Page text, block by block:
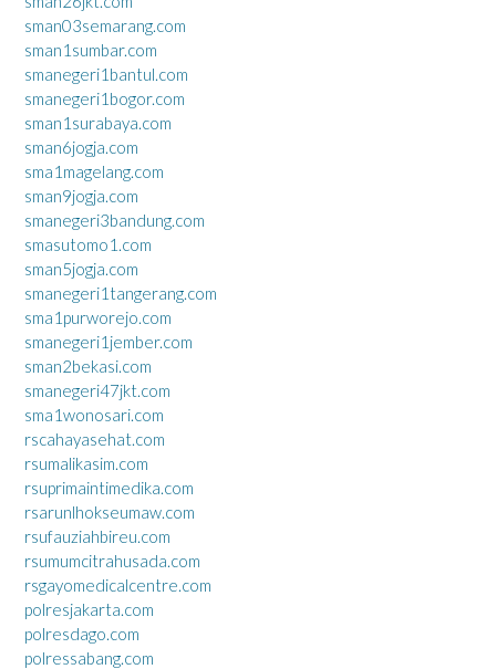
sman03semarang.com
sman1sumbar.com
smanegeri1bantul.com
smanegeri1bogor.com
sman1surabaya.com
sman6jogja.com
sma1magelang.com
sman9jogja.com
smanegeri3bandung.com
smasutomo1.com
sman5jogja.com
smanegeri1tangerang.com
sma1purworejo.com
smanegeri1jember.com
sman2bekasi.com
smanegeri47jkt.com
sma1wonosari.com
rscahayasehat.com
rsumalikasim.com
rsuprimaintimedika.com
rsarunlhokseumaw.com
rsufauziahbireu.com
rsumumcitrahusada.com
rsgayomedicalcentre.com
polresjakarta.com
polresdago.com
polressabang.com